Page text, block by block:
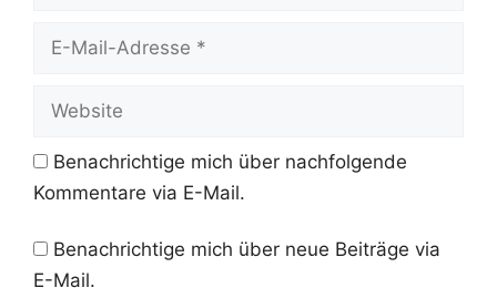
Website
Benachrichtige mich über nachfolgende
Kommentare via E-Mail.
Benachrichtige mich über neue Beiträge via
E-Mail.